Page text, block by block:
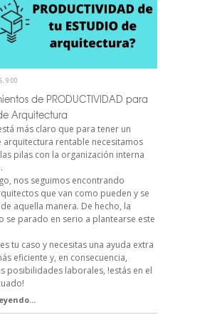
9:00
de PRODUCTIVIDAD para
Arquitectura
más claro que para tener un
arquitectura rentable necesitamos
pilas con la organización interna
nos seguimos encontrando
que van como pueden y se
aquella manera. De hecho, la
se parado en serio a plantearse este
tu caso y necesitas una ayuda extra
eficiente y, en consecuencia,
posibilidades laborales, !estás en el